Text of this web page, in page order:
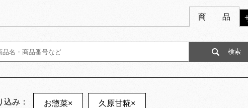
商 品
込み： お惣菜× 久原甘糀×